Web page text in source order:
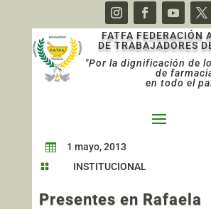
FATFA FEDERACIÓN
DE TRABAJADORES
"Por la dignificación de
de
en todo el
 1 mayo, 2013
 INSTITUCIONAL
Presentes en Rafaela